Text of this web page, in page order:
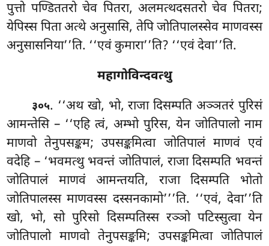
पुत्तो पण्डिततरो चेव पितरा, अलमत्थदसतरो चेव पितरा;
येपिस्स पिता अत्थे अनुसासि, तेपि जोतिपालस्सेव माणवस्स
अनुसासनिया’’ति. ‘‘एवं कुमारा’’ति? ‘‘एवं देवा’’ति.
महागोविन्दवत्थु
३०५. ‘‘अथ खो, भो, राजा दिसम्पति अञ्ञतरं पुरिसं
आमन्तेसि – ‘‘एहि त्वं, अम्भो पुरिस, येन जोतिपालो नाम
माणवो तेनुपसङ्कम; उपसङ्कमित्वा जोतिपालं माणवं एवं
वदेहि – ‘भवमत्थु भवन्तं जोतिपालं, राजा दिसम्पति भवन्तं
जोतिपालं माणवं आमन्तयति, राजा दिसम्पति भोतो
जोतिपालस्स माणवस्स दस्सनकामो’’’ति. ‘‘एवं, देवा’’ति
खो, भो, सो पुरिसो दिसम्पतिस्स रञ्ञो पटिस्सुत्वा येन
जोतिपालो माणवो तेनुपसङ्कमि; उपसङ्कमित्वा जोतिपालं